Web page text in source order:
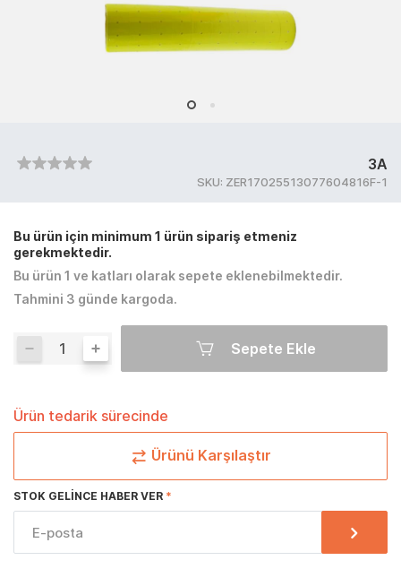
3A
SKU: ZER17025513077604816F-1
Bu ürün için minimum 1 ürün sipariş etmeniz
gerekmektedir.
Bu ürün 1 ve katları olarak sepete eklenebilmektedir.
Tahmini 3 günde kargoda.
Sepete Ekle
Ürün tedarik sürecinde
Ürünü Karşılaştır
STOK GELINCE HABER VER